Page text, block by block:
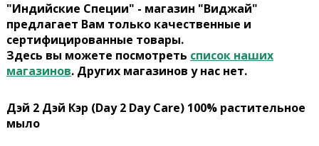
"Индийские Специи" - магазин "Виджай"
предлагает Вам только качественные и
сертифицированные товары.
Здесь вы можете посмотреть список наших
магазинов. Других магазинов у нас нет.
Дэй 2 Дэй Кэр (Day 2 Day Care) 100% растительное
мыло